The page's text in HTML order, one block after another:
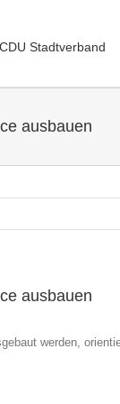
CDU Stadtverband
ausbauen
ausbauen
werden,